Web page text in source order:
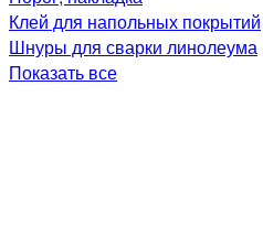
Клей для напольных покрытий
Шнуры для сварки линолеума
Показать все